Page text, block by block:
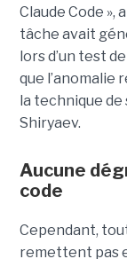
Claude Code »,
tâche avait
lors d’un test
que l’anomalie
la technique
Shiryaev.
Aucune
code
Cependant,
remettent pas